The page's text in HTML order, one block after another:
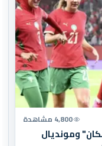
4,800 مشاهدة
ومونديال